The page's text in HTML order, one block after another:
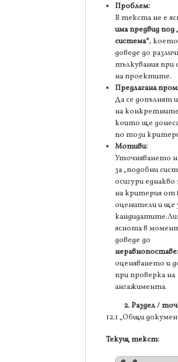
Проблем:
В текста не е
има предвид под
система“,
доведе до
тълкувания при
на проектите.
Предлагана
Да се допълнят
на
които ще
по този
Мотиви:
Уточняването
за „подобни
осигури еднакво
на критерия от
оценители и ще
яснота в
доведе до
оценяването и
при проверка на
ангажимента.
2. Раздел /
12.1 „Общи
Текущ текст: